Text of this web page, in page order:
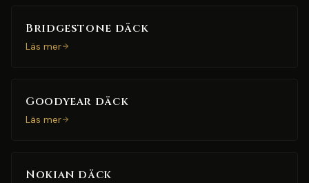
Bridgestone däck
Läs mer
Goodyear däck
Läs mer
Nokian däck